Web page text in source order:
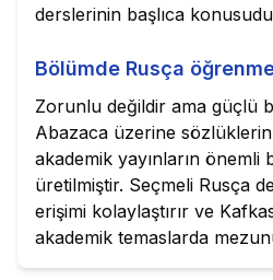
derslerinin başlıca
Bölümde Rusça
Zorunlu değildir ama güçlü
Abazaca üzerine
akademik yayınların önemli
üretilmiştir. Seçmeli Rusça
erişimi kolaylaştırır ve
akademik temaslarda